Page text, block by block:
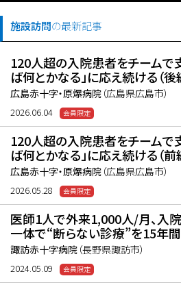
施設訪問の最新記事
120人超の入院患者をチーム
ば何とかなる」に応え続ける（後
広島赤十字・原爆病院 （広島県広島市）
2026.06.04
120人超の入院患者をチーム
ば何とかなる」に応え続ける（前
広島赤十字・原爆病院 （広島県広島市）
2026.05.28
医師1人で外来1,000人/月、入
一体で“断らない診療”を15年間
諏訪赤十字病院 （長野県諏訪市）
2024.05.09